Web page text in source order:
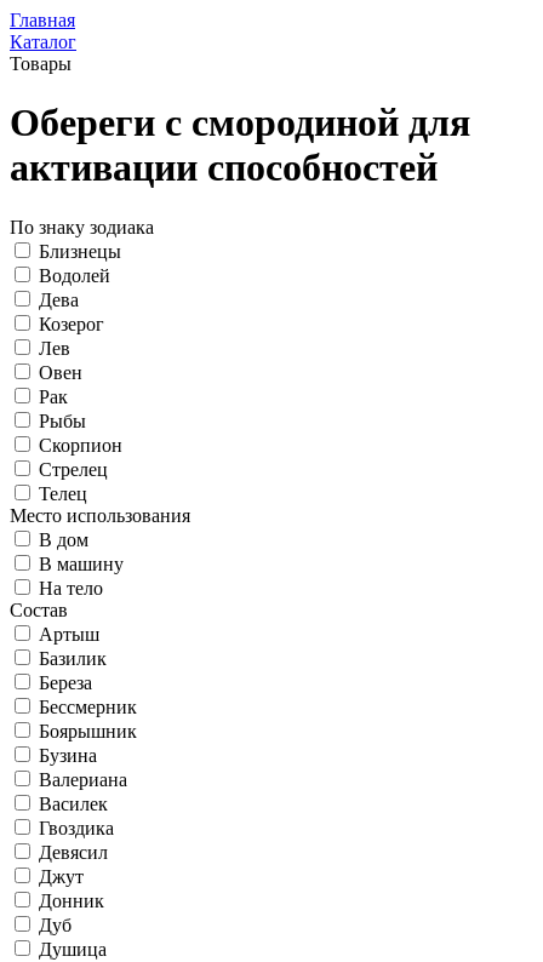
Главная
Каталог
Товары
Обереги с смородиной для
активации способностей
По знаку зодиака
Близнецы
Водолей
Дева
Козерог
Лев
Овен
Рак
Рыбы
Скорпион
Стрелец
Телец
Место использования
В дом
В машину
На тело
Состав
Артыш
Базилик
Береза
Бессмерник
Боярышник
Бузина
Валериана
Василек
Гвоздика
Девясил
Джут
Донник
Дуб
Душица